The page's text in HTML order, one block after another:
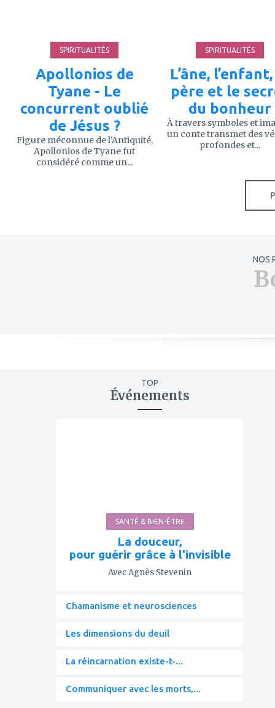
SPIRITUALITÉS
Apollonios de
Tyane - Le
concurrent oublié
de Jésus ?
Figure méconnue de l’Antiquité,
Apollonios de Tyane fut
considéré comme un...
SPIRITUALITÉS
L’âne,
père et le
du bonheur
À travers symboles et
un conte transmet des
profondes et...
NOS
TOP
Événements
SANTÉ & BIEN-ÊTRE
La douceur,
pour guérir grâce à l'invisible
Avec Agnès Stevenin
Chamanisme et neurosciences
Les dimensions du deuil
La réincarnation existe-t-...
Communiquer avec les morts,...